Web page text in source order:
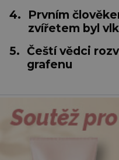
4.
Prvním
zvířetem byl
5. Čeští vědci
grafenu